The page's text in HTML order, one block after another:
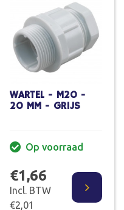
WARTEL - M20 -
20 MM - GRIJS
Op voorraad
€1,66
Incl. BTW
€2,01